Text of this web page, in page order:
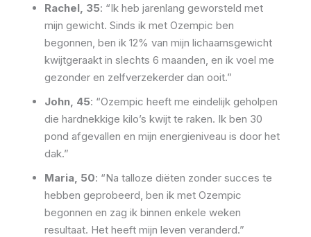
Rachel, 35: “Ik heb jarenlang geworsteld met
mijn gewicht. Sinds ik met Ozempic ben
begonnen, ben ik 12% van mijn lichaamsgewicht
kwijtgeraakt in slechts 6 maanden, en ik voel me
gezonder en zelfverzekerder dan ooit.”
John, 45: “Ozempic heeft me eindelijk geholpen
die hardnekkige kilo’s kwijt te raken. Ik ben 30
pond afgevallen en mijn energieniveau is door het
dak.”
Maria, 50: “Na talloze diëten zonder succes te
hebben geprobeerd, ben ik met Ozempic
begonnen en zag ik binnen enkele weken
resultaat. Het heeft mijn leven veranderd.”